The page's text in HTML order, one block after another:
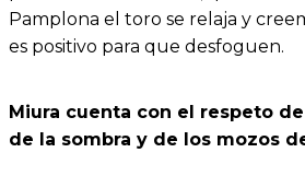
Pamplona el toro se relaja y
es positivo para que desfoguen.
Miura cuenta con el respeto
de la sombra y de los mozos